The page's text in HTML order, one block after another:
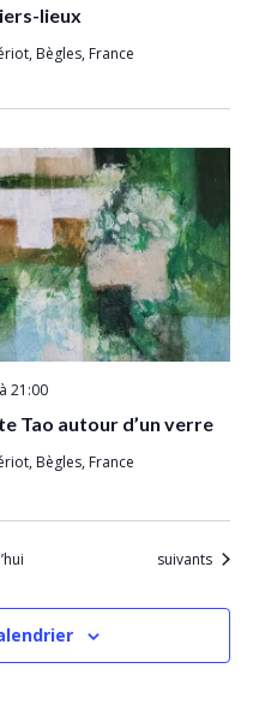
lieux
Bègles, France
Tao autour d’un verre
21:00
Bègles, France
Évènements
suivants